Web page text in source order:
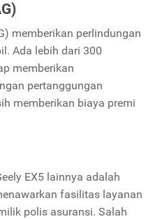
memberikan perlindungan
Ada lebih dari 300
memberikan
pertanggungan
memberikan biaya premi
EX5 lainnya adalah
fasilitas layanan
polis asuransi. Salah